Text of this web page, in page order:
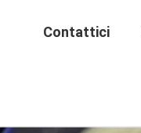
Contattici